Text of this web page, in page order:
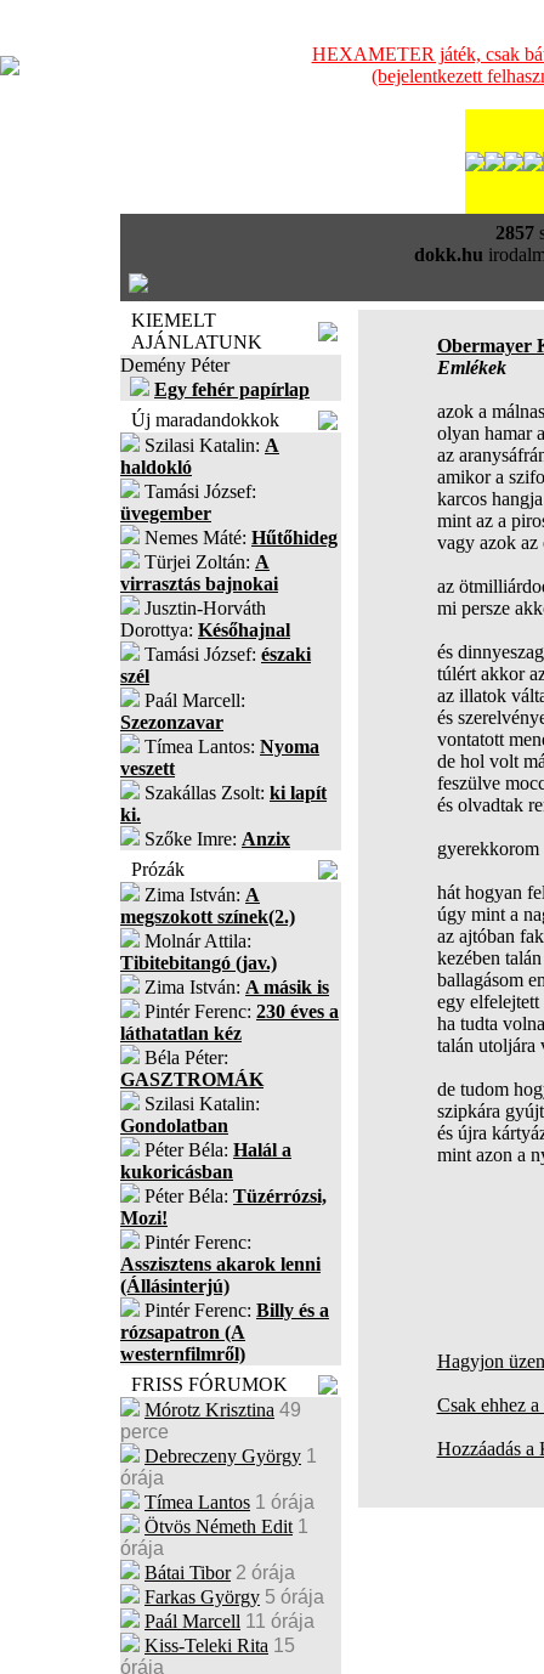
HEXAMETER játék, csak
(bejelentkezett
2857
dokk.hu
KIEMELT
AJÁNLATUNK
Demény Péter
Egy fehér papírlap
Új maradandokkok
Szilasi Katalin: A
haldokló
Tamási József:
üvegember
Nemes Máté: Hűtőhideg
Türjei Zoltán: A
virrasztás bajnokai
Jusztin-Horváth
Dorottya: Későhajnal
Tamási József: északi
szél
Paál Marcell:
Szezonzavar
Tímea Lantos: Nyoma
veszett
Szakállas Zsolt: ki lapít
ki.
Szőke Imre: Anzix
Prózák
Zima István: A
megszokott színek(2.)
Molnár Attila:
Tibitebitangó (jav.)
Zima István: A másik is
Pintér Ferenc: 230 éves a
láthatatlan kéz
Béla Péter:
GASZTROMÁK
Szilasi Katalin:
Gondolatban
Péter Béla: Halál a
kukoricásban
Péter Béla: Tüzérrózsi,
Mozi!
Pintér Ferenc:
Asszisztens akarok lenni
(Állásinterjú)
Pintér Ferenc: Billy és a
rózsapatron (A
westernfilmről)
FRISS FÓRUMOK
Mórotz Krisztina 49
perce
Debreczeny György 1
órája
Tímea Lantos 1 órája
Ötvös Németh Edit 1
órája
Bátai Tibor 2 órája
Farkas György 5 órája
Paál Marcell 11 órája
Kiss-Teleki Rita 15
órája
Obermayer
Emlékek
azok a
olyan hamar
az
amikor a
karcos
mint az a
vagy azok az
az
mi persze
és
túlért akkor
az illatok
és
vontatott
de hol volt
feszülve
és olvadtak
gyerekkorom
hát hogyan
úgy mint a
az ajtóban
kezében
ballagásom
egy
ha tudta volna
talán utoljára
de tudom
szipkára
és újra
mint azon a
Hagyjon
Csak ehhez
Hozzáadás